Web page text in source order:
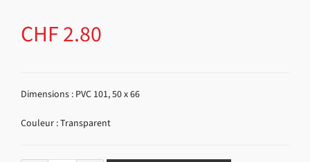
CHF2.80
Dimensions : PVC 101, 50 x 66
Couleur : Transparent